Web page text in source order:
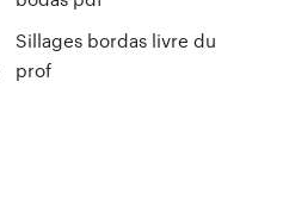
Sillages bordas livre du
prof